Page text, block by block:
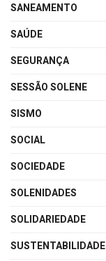
SANEAMENTO
SAÚDE
SEGURANÇA
SESSÃO SOLENE
SISMO
SOCIAL
SOCIEDADE
SOLENIDADES
SOLIDARIEDADE
SUSTENTABILIDADE